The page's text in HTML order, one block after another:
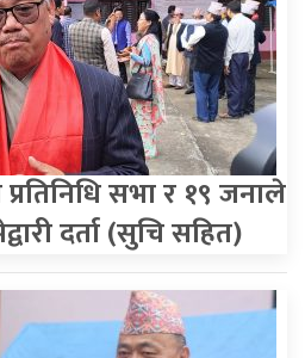
सभा र १९ जनाले
दर्ता (सुचि सहित)